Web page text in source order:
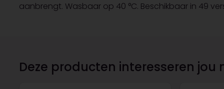
aanbrengt. Wasbaar op 40 °C. Beschikbaar in 49
Deze producten interesseren jou